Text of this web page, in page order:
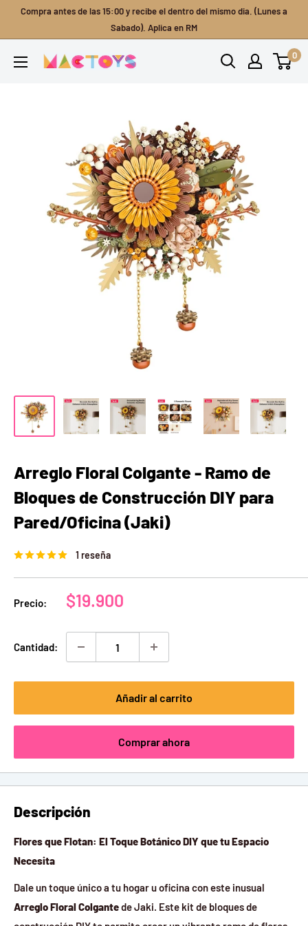
contenido
Compra antes de las 15:00 y recibe el dentro del mismo dia. (Lunes a
Sabado). Aplica en RM
Mactoys
0
Arreglo Floral Colgante - Ramo de
Bloques de Construcción DIY para
Pared/Oficina (Jaki)
1 reseña
Precio:
Precio
venta
$19.900
Cantidad:
Añadir al carrito
Comprar ahora
Descripción
Flores que Flotan: El Toque Botánico DIY que tu Espacio
Necesita
Dale un toque único a tu hogar u oficina con este inusual
Arreglo Floral Colgantede Jaki. Este kit de bloques de